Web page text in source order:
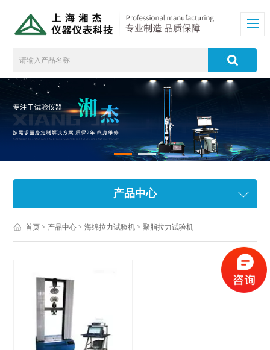
产品中心
首页 > 产品中心 >海绵拉力试验机 >聚脂拉力试验机